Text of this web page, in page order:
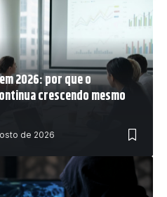
2026: por que o
crescendo mesmo
de 2026